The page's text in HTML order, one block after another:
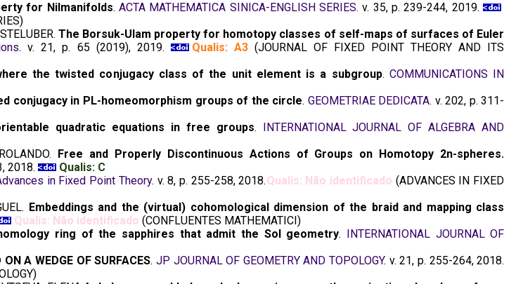
for Nilmanifolds.ACTA MATHEMATICA SINICA-ENGLISH SERIES. v. 35, p. 239-244, 2019.
The Borsuk-Ulam property for homotopy classes of self-maps of surfaces of Euler
. v. 21, p. 65 (2019), 2019. Qualis: A3(JOURNAL OF FIXED POINT THEORY AND ITS
the twisted conjugacy class of the unit element is a subgroup. COMMUNICATIONS IN
conjugacy in PL-homeomorphism groups of the circle. GEOMETRIAE DEDICATA. v. 202, p. 311-
quadratic equations in free groups.
INTERNATIONAL JOURNAL OF ALGEBRA AND
Free and Properly Discontinuous Actions of Groups on Homotopy 2n-spheres.
2018.
Qualis: C
in Fixed Point Theory. v. 8, p. 255-258, 2018.Qualis: Não identificado (ADVANCES IN FIXED
Embeddings and the (virtual) cohomological dimension of the braid and mapping class
Qualis: Não identificado (CONFLUENTES MATHEMATICI)
ring of the sapphires that admit the Sol geometry.
INTERNATIONAL JOURNAL OF
ON A WEDGE OF SURFACES. JP JOURNAL OF GEOMETRY AND TOPOLOGY. v. 21, p. 255-264, 2018.